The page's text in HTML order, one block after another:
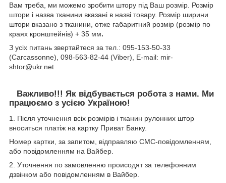
Вам треба, ми можемо зробити штору під Ваш розмір. Розмір
штори і назва тканини вказані в назві товару. Розмір ширини
штори вказано з тканини, отже габаритний розмір (розмір по
краях кронштейнів) + 35 мм.
З усіх питань звертайтеся за тел.: 095-153-50-33
(Carcassonne), 098-563-82-44 (Viber), E-mail: mir-
shtor@ukr.net
Важливо!!! Як відбувається робота з нами. Ми
працюємо з усією Україною!
1. Після уточнення всіх розмірів і тканин рулонних штор
вноситься платіж на картку Приват Банку.
Номер картки, за запитом, відправляю СМС-повідомленням,
або повідомленням на Вайбер.
2. Уточнення по замовленню происодят за телефонним
дзвінком або повідомленням в Вайбер.